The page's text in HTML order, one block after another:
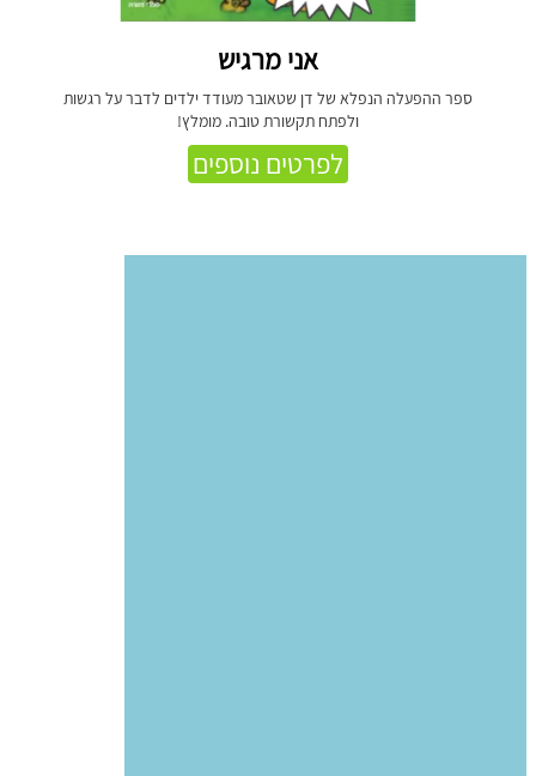
אני מרגיש
ספר ההפעלה הנפלא של דן שטאובר מעודד ילדים לדבר על רגשות
ולפתח תקשורת טובה. מומלץ!
לפרטים נוספים